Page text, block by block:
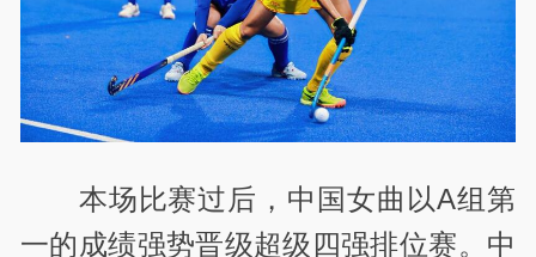
本场比赛过后，中国女曲以A组第
一的成绩强势晋级超级四强排位赛。中